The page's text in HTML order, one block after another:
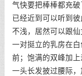
气快要把棒棒都充破
已经近到可以听到
不浅，居然可以跟仙
一对挺立的乳房在
前；饱满的双峰加上
一头长发披过腰际